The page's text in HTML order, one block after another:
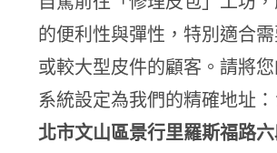
的便利性與彈性，特別適合
或較大型皮件的顧客。請將
系統設定為我們的精確地址：
北市文山區景行里羅斯福路